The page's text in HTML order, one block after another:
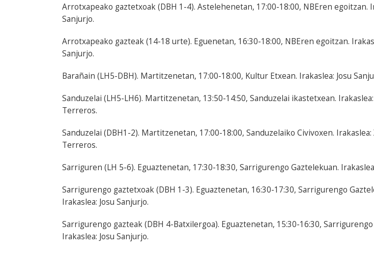
Arrotxapeako gaztetxoak (DBH 1-4). Astelehenetan, 17:00-18:00, NBEren egoitzan.
Sanjurjo.
Arrotxapeako gazteak (14-18 urte). Eguenetan, 16:30-18:00, NBEren egoitzan.
Sanjurjo.
Barañain (LH5-DBH). Martitzenetan, 17:00-18:00, Kultur Etxean. Irakaslea: Josu
Sanduzelai (LH5-LH6). Martitzenetan, 13:50-14:50, Sanduzelai ikastetxean.
Terreros.
Sanduzelai (DBH1-2). Martitzenetan, 17:00-18:00, Sanduzelaiko Civivoxen. Irakaslea:
Terreros.
Sarriguren (LH 5-6). Eguaztenetan, 17:30-18:30, Sarrigurengo Gaztelekuan.
Sarrigurengo gaztetxoak (DBH 1-3). Eguaztenetan, 16:30-17:30, Sarrigurengo
Irakaslea: Josu Sanjurjo.
Sarrigurengo gazteak (DBH 4-Batxilergoa). Eguaztenetan, 15:30-16:30,
Irakaslea: Josu Sanjurjo.